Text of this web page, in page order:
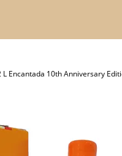
L Encantada 10th Anniversary